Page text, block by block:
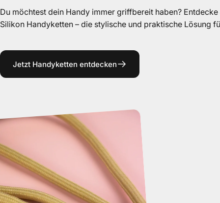
Du möchtest dein Handy immer griffbereit haben? Entdecke
Silikon Handyketten – die stylische und praktische Lösung
Jetzt Handyketten entdecken